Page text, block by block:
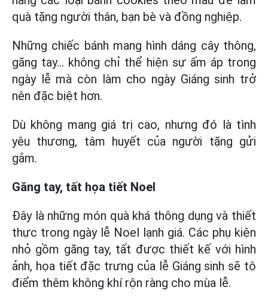
quà tặng người thân, bạn bè và đồng nghiệp.
Những chiếc bánh mang hình dáng cây thông,
găng tay… không chỉ thể hiện sự ấm áp trong
ngày lễ mà còn làm cho ngày Giáng sinh trở
nên đặc biệt hơn.
Dù không mang giá trị cao, nhưng đó là tình
yêu thương, tâm huyết của người tặng gửi
gắm.
Găng tay, tất họa tiết Noel
Đây là những món quà khá thông dụng và thiết
thực trong ngày lễ Noel lạnh giá. Các phụ kiện
nhỏ gồm găng tay, tất được thiết kế với hình
ảnh, họa tiết đặc trưng của lễ Giáng sinh sẽ tô
điểm thêm không khí rộn ràng cho mùa lễ.